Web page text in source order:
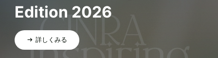
Edition 2026
詳しくみる